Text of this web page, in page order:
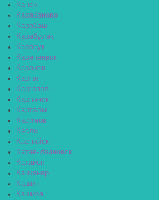
Канск
Карабаново
Карабаш
Карабулак
Карасук
Карачаевск
Карачев
Каргат
Каргополь
Карпинск
Карталы
Касимов
Касли
Каспийск
Катав-Ивановск
Катайск
Качканар
Кашин
Кашира